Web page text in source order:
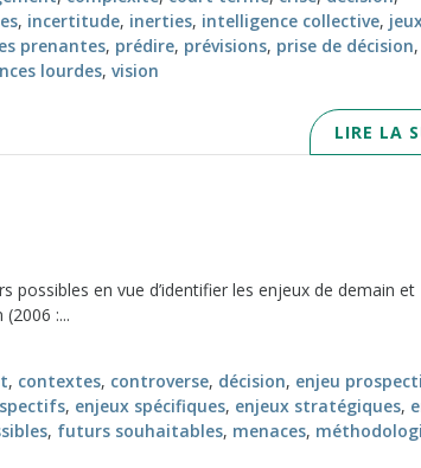
, incertitude, inerties, intelligence collective,
prenantes, prédire, prévisions, prise de décision,
lourdes, vision
LIRE LA
possibles en vue d’identifier les enjeux de demain et
:...
, contextes, controverse, décision, enjeu
, enjeux spécifiques, enjeux stratégiques,
, futurs souhaitables, menaces,